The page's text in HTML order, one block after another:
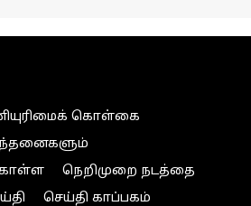
கொள்கை
நெறிமுறை நடத்தை
செய்தி காப்பகம்